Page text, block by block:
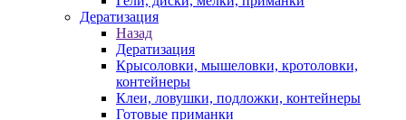
Дератизация
Назад
Дератизация
Крысоловки, мышеловки, кротоловки,
контейнеры
Клеи, ловушки, подложки, контейнеры
Готовые приманки